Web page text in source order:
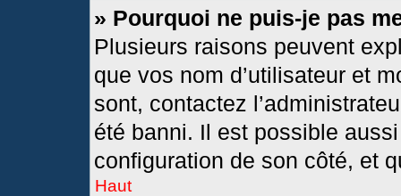
» Pourquoi ne puis-je pas
Plusieurs raisons peuvent
que vos nom d’utilisateur et
sont, contactez
été banni. Il est possible
configuration de son côté, et
Haut